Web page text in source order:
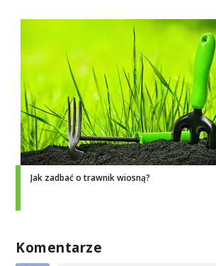
Jak zadbać o trawnik wiosną?
Komentarze